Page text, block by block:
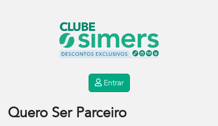
Entrar
Quero Ser Parceiro